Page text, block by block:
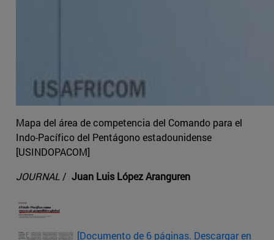
Mapa del área de competencia del Comando para el
Indo-Pacífico del Pentágono estadounidense
[USINDOPACOM]
JOURNAL / Juan Luis López Aranguren
[Documento de 6 páginas. Descargar en